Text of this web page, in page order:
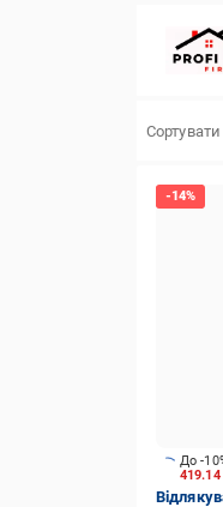
Сортувати
419.14
До -